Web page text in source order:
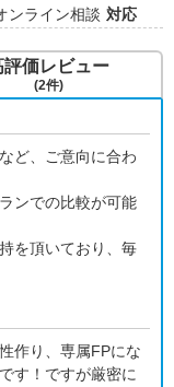
ンライン相談 対応
ど、ご意向に合わ
ンでの比較が可能
を頂いており、毎
作り、専属FPにな
す！ですが厳密に
評価レビュー
(2件)